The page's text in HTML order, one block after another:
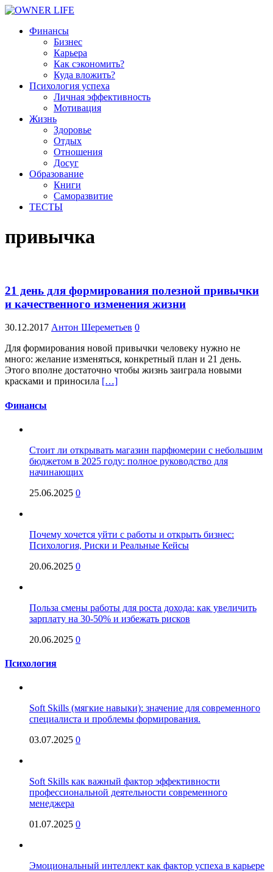
Финансы
Бизнес
Карьера
Как сэкономить?
Куда вложить?
Психология успеха
Личная эффективность
Мотивация
Жизнь
Здоровье
Отдых
Отношения
Досуг
Образование
Книги
Саморазвитие
ТЕСТЫ
привычка
21 день для формирования полезной привычки
и качественного изменения жизни
30.12.2017 Антон Шереметьев 0
Для формирования новой привычки человеку нужно не
много: желание изменяться, конкретный план и 21 день.
Этого вполне достаточно чтобы жизнь заиграла новыми
красками и приносила […]
Финансы
Стоит ли открывать магазин парфюмерии с небольшим
бюджетом в 2025 году: полное руководство для
начинающих
25.06.2025 0
Почему хочется уйти с работы и открыть бизнес:
Психология, Риски и Реальные Кейсы
20.06.2025 0
Польза смены работы для роста дохода: как увеличить
зарплату на 30-50% и избежать рисков
20.06.2025 0
Психология
Soft Skills (мягкие навыки): значение для современного
специалиста и проблемы формирования.
03.07.2025 0
Soft Skills как важный фактор эффективности
профессиональной деятельности современного
менеджера
01.07.2025 0
Эмоциональный интеллект как фактор успеха в карьере